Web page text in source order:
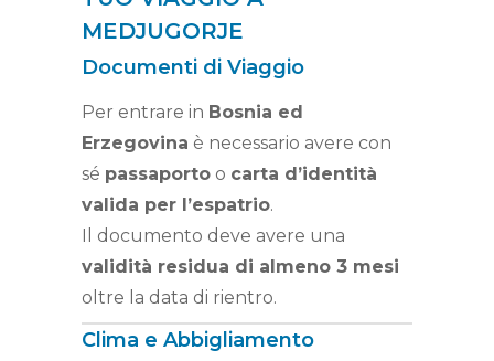
MEDJUGORJE
Documenti di Viaggio
Per entrare in Bosnia ed
Erzegovina è necessario avere con
sé passaporto o carta d’identità
valida per l’espatrio.
Il documento deve avere una
validità residua di almeno 3 mesi
oltre la data di rientro.
Clima e Abbigliamento